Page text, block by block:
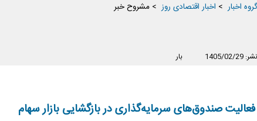
گروه اخبار ‏ > اخبار اقتصادی روز ‏ > مشروح خبر
02/29 بار
صندوق‌های سرمایه‌گذاری در بازگشایی بازار سهام